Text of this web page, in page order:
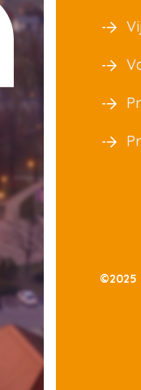
©2025